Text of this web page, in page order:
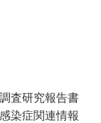
調査研究報告書
染症関連情報